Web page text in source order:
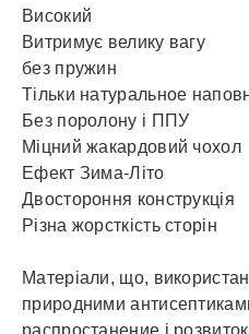
Високий
Витримує велику вагу
без пружин
Тільки натуральное
Без поролону і ППУ
Міцний жакардовий чохол
Ефект Зима-Літо
Двостороння конструкція
Різна жорсткість сторін
Матеріали, що,
природними